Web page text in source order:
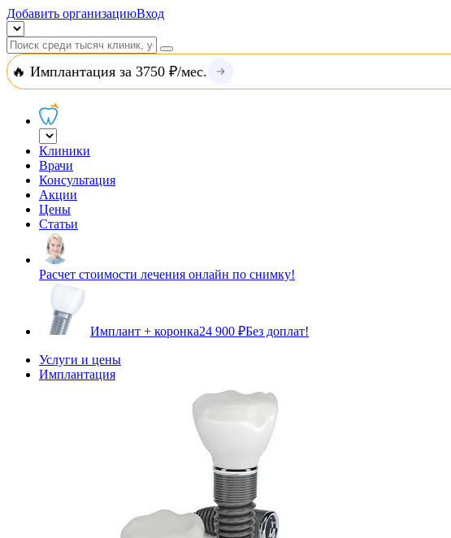
Добавить организациюВход
🔥 Имплантация за 3750 ₽/мес.
Клиники
Врачи
Консультация
Акции
Цены
Статьи
Расчет стоимости лечения онлайн по снимку!
Имплант + коронка24 900 ₽Без доплат!
Услуги и цены
Имплантация